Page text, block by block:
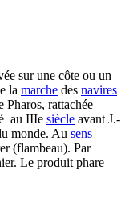
sur une côte ou un
la marche des navires
Pharos, rattachée
au IIIe siècle avant J.-
monde. Au sens
(flambeau). Par
Le produit phare